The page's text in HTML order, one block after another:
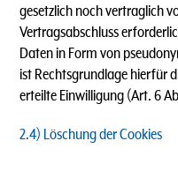
gesetzlich noch vertraglich
Vertragsabschluss
Daten in Form von
ist Rechtsgrundlage hierfür
erteilte Einwilligung (Art. 6
2.4) Löschung der Cookies